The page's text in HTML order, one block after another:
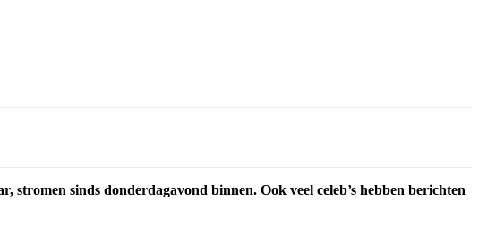
sinds donderdagavond binnen. Ook veel celeb’s hebben berichten